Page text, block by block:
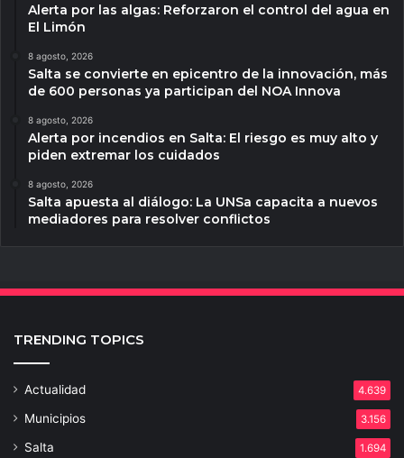
Alerta por las algas: Reforzaron el control del agua en
El Limón
8 agosto, 2026
Salta se convierte en epicentro de la innovación, más
de 600 personas ya participan del NOA Innova
8 agosto, 2026
Alerta por incendios en Salta: El riesgo es muy alto y
piden extremar los cuidados
8 agosto, 2026
Salta apuesta al diálogo: La UNSa capacita a nuevos
mediadores para resolver conflictos
TRENDING TOPICS
Actualidad 4.639
Municipios 3.156
Salta 1.694